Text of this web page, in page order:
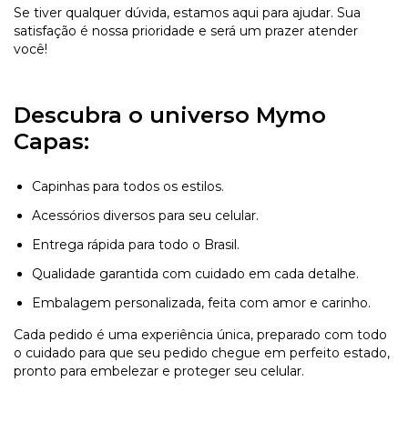
Se tiver qualquer dúvida, estamos aqui para ajudar. Sua
satisfação é nossa prioridade e será um prazer atender
você!
Descubra o universo Mymo
Capas:
Capinhas para todos os estilos.
Acessórios diversos para seu celular.
Entrega rápida para todo o Brasil.
Qualidade garantida com cuidado em cada detalhe.
Embalagem personalizada, feita com amor e carinho.
Cada pedido é uma experiência única, preparado com todo
o cuidado para que seu pedido chegue em perfeito estado,
pronto para embelezar e proteger seu celular.